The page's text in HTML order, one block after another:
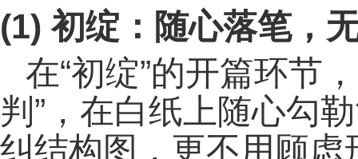
(1)初绽：随心落笔，
在“初绽”的开篇环节
判”，在白纸上随心勾
纠结构图，更不用顾